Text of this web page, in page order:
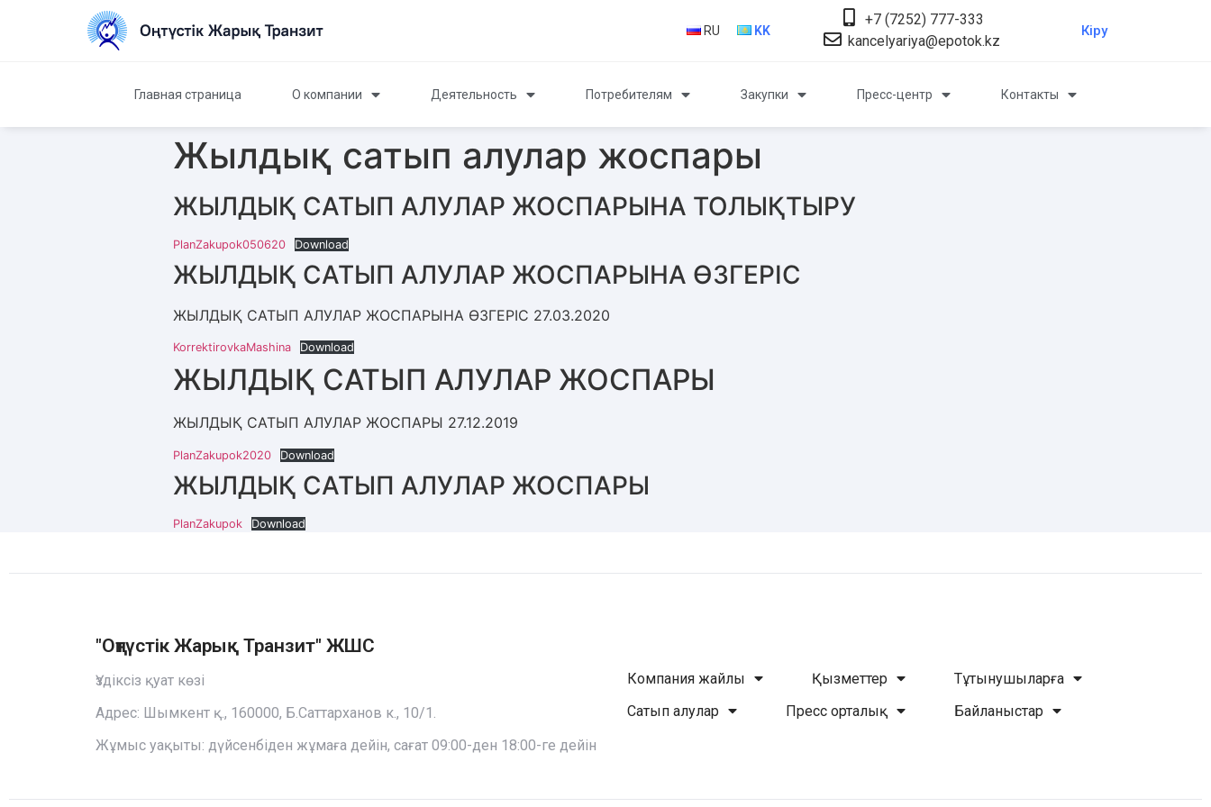
RU KK
+7 (7252) 777-333
kancelyariya@epotok.kz
Кіру
Главная страница О компании Деятельность Потребителям Закупки Пресс-центр Контакты
Жылдық сатып алулар жоспары
ЖЫЛДЫҚ САТЫП АЛУЛАР ЖОСПАРЫНА ТОЛЫҚТЫРУ
PlanZakupok050620 Download
ЖЫЛДЫҚ САТЫП АЛУЛАР ЖОСПАРЫНА ӨЗГЕРІС
ЖЫЛДЫҚ САТЫП АЛУЛАР ЖОСПАРЫНА ӨЗГЕРІС 27.03.2020
KorrektirovkaMashina Download
ЖЫЛДЫҚ САТЫП АЛУЛАР ЖОСПАРЫ
ЖЫЛДЫҚ САТЫП АЛУЛАР ЖОСПАРЫ 27.12.2019
PlanZakupok2020 Download
ЖЫЛДЫҚ САТЫП АЛУЛАР ЖОСПАРЫ
PlanZakupok Download
"Оңтүстiк Жарық Транзит" ЖШС
Үздіксіз қуат көзі
Адрес: Шымкент қ., 160000, Б.Саттарханов к., 10/1.
Жұмыс уақыты: дүйсенбіден жұмаға дейін, сағат 09:00-ден 18:00-ге дейін
Компания жайлы Қызметтер
Тұтынушыларға
Сатып алулар
Пресс орталық
Байланыстар
Telegram